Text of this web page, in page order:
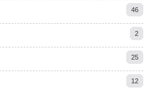
46
2
25
12